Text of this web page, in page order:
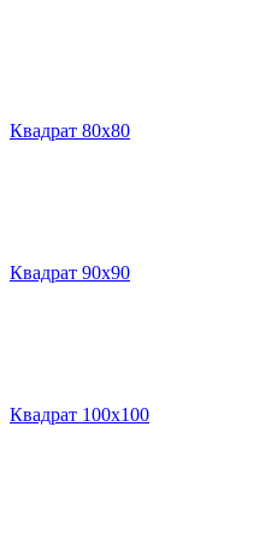
Квадрат 80х80
Квадрат 90х90
Квадрат 100х100